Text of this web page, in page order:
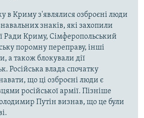
в Криму з'являлися озброєні люди
знаків, які захопили
Ради Криму, Сімферопольський
поромну переправу, інші
а також блокували дії
Російська влада спочатку
що ці озброєні люди є
російської армії. Пізніше
Путін визнав, що це були